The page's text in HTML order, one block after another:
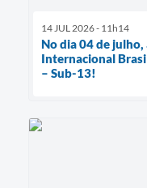
14 JUL 2026 - 11h14
No dia 04 de
Internacional
– Sub-13!